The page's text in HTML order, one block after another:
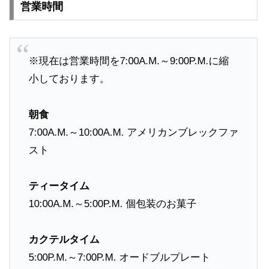
営業時間
※現在は営業時間を7:00A.M.～9:00P.M.に縮
小しております。
朝食
7:00A.M.～10:00A.M. アメリカンブレックファ
スト
ティータイム
10:00A.M.～5:00P.M. 個包装のお菓子
カクテルタイム
5:00P.M.～7:00P.M. オードブルプレート